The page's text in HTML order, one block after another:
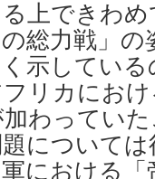
上できわ
総力戦」
示してい
リカにお
わってい
について
における